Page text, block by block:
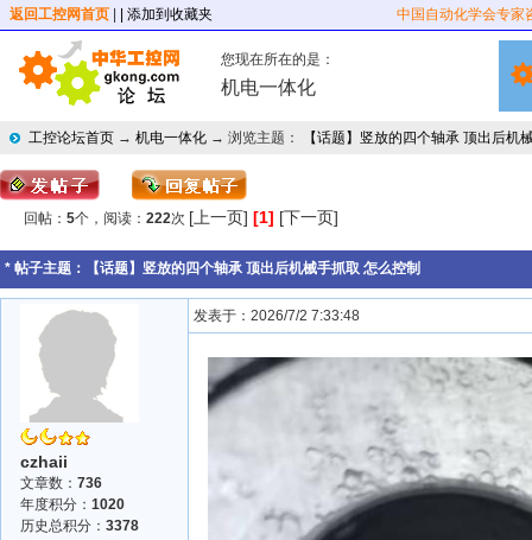
返回工控网首页 | 添加到收藏夹 中国自动化学会专家
您现在所在的是：
机电一体化
工控论坛首页 → 机电一体化 → 浏览主题： 【话题】竖放的四个轴承 顶出后机
回帖： 5个，阅读： 222次 [上一页] [1] [下一页]
* 帖子主题： 【话题】竖放的四个轴承 顶出后机械手抓取 怎么控制
czhaii
文章数： 736
年度积分： 1020
历史总积分： 3378
发表于：2026/7/2 7:33:48